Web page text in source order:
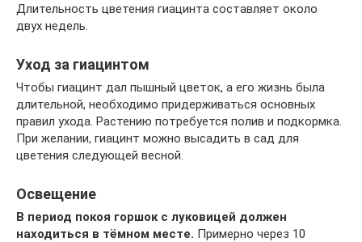
Длительность цветения гиацинта составляет около
двух недель.
Уход за гиацинтом
Чтобы гиацинт дал пышный цветок, а его жизнь была
длительной, необходимо придерживаться основных
правил ухода. Растению потребуется полив и подкормка.
При желании, гиацинт можно высадить в сад для
цветения следующей весной.
Освещение
В период покоя горшок с луковицей должен
находиться в тёмном месте. Примерно через 10